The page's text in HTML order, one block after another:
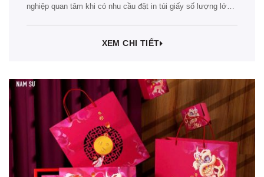
nghiệp quan tâm khi có nhu cầu đặt in túi giấy số lượng lớn.
XEM CHI TIẾT